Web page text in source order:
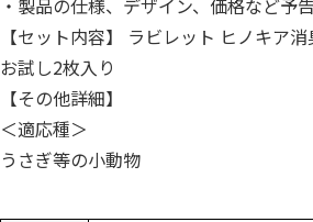
・製品の仕様、デザイン、価格など予
【セット内容】 ラビレット ヒノキア
お試し2枚入り
【その他詳細】
＜適応種＞
うさぎ等の小動物